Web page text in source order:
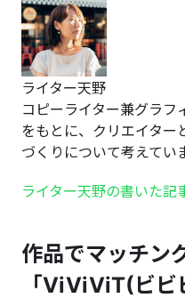
ライター天野
コピーライター兼グラ
をもとに、クリエイター
づくりについて考えてい
ライター天野の書いた記
作品でマッチン
「ViViViT(ビビ